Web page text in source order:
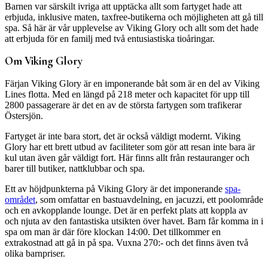
Barnen var särskilt ivriga att upptäcka allt som fartyget hade att
erbjuda, inklusive maten, taxfree-butikerna och möjligheten att gå till
spa. Så här är vår upplevelse av Viking Glory och allt som det hade
att erbjuda för en familj med två entusiastiska tioåringar.
Om Viking Glory
Färjan Viking Glory är en imponerande båt som är en del av Viking
Lines flotta. Med en längd på 218 meter och kapacitet för upp till
2800 passagerare är det en av de största fartygen som trafikerar
Östersjön.
Fartyget är inte bara stort, det är också väldigt modernt. Viking
Glory har ett brett utbud av faciliteter som gör att resan inte bara är
kul utan även går väldigt fort. Här finns allt från restauranger och
barer till butiker, nattklubbar och spa.
Ett av höjdpunkterna på Viking Glory är det imponerande spa-
området, som omfattar en bastuavdelning, en jacuzzi, ett poolområde
och en avkopplande lounge. Det är en perfekt plats att koppla av
och njuta av den fantastiska utsikten över havet. Barn får komma in i
spa om man är där före klockan 14:00. Det tillkommer en
extrakostnad att gå in på spa. Vuxna 270:- och det finns även två
olika barnpriser.